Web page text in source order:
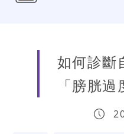
如何診斷
「膀胱